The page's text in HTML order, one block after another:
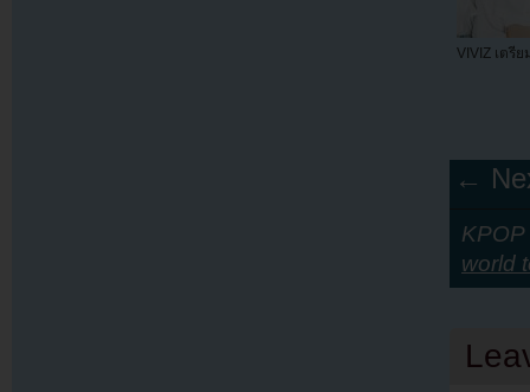
VIVIZ เตรี
←
world